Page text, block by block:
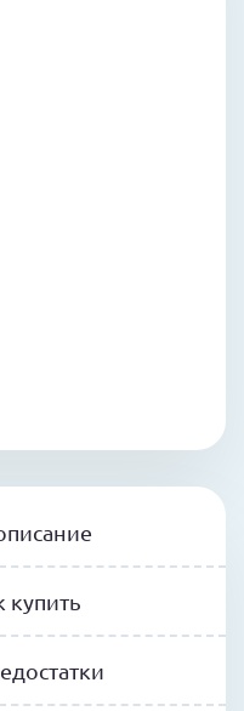
купить